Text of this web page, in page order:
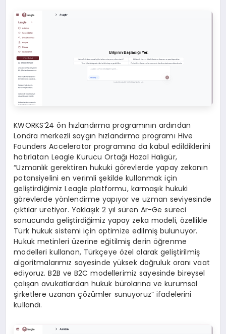
KWORKS’24 ön hızlandırma programının ardından
Londra merkezli saygın hızlandırma programı Hive
Founders Accelerator programına da kabul edildiklerini
hatırlatan Leagle Kurucu Ortağı Hazal Halıgür,
“Uzmanlık gerektiren hukuki görevlerde yapay zekanın
potansiyelini en verimli şekilde kullanmak için
geliştirdiğimiz Leagle platformu, karmaşık hukuki
görevlerde yönlendirme yapıyor ve uzman seviyesinde
çıktılar üretiyor. Yaklaşık 2 yıl süren Ar-Ge süreci
sonucunda geliştirdiğimiz yapay zeka modeli, özellikle
Türk hukuk sistemi için optimize edilmiş bulunuyor.
Hukuk metinleri üzerine eğitilmiş derin öğrenme
modelleri kullanan, Türkçeye özel olarak geliştirilmiş
algoritmalarımız sayesinde yüksek doğruluk oranı vaat
ediyoruz. B2B ve B2C modellerimiz sayesinde bireysel
çalışan avukatlardan hukuk bürolarına ve kurumsal
şirketlere uzanan çözümler sunuyoruz” ifadelerini
kullandı.